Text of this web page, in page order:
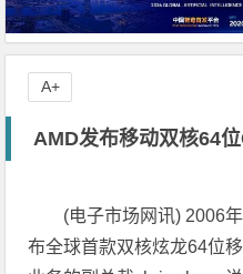
AMD发布移动双核64
(电子市场网讯) 2006
布全球首款双核炫龙64位
A+